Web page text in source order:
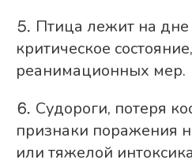
⒌ Птица лежит на
критическое
реанимационных мер.
⒍ Судороги, потеря
признаки поражения
или тяжелой